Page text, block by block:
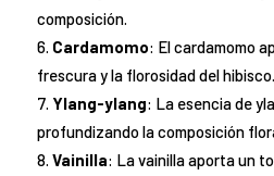
composición.
Cardamomo: El cardamomo
frescura y la florosidad del hibisco.
Ylang-ylang: La esencia de
profundizando la composición
Vainilla: La vainilla aporta un